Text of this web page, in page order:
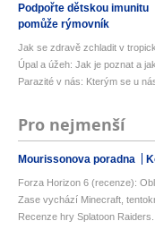
Podpořte dětskou imunitu
pomůže rýmovník
Jak se zdravě zchladit v
Úpal a úžeh: Jak je poznat a
Parazité v nás: Kterým se u
Pro nejmenší
Mourissonova poradna
Forza Horizon 6 (recenze):
Zase vychází Minecraft,
Recenze hry Splatoon